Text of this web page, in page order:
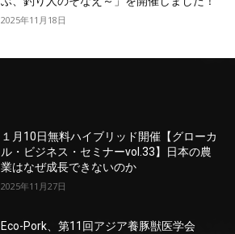
2025年11月18日
１月10日無料ハイブリッド開催【グローカ
ル・ビジネス・セミナーvol.33】日本の農
業はなぜ成長できないのか
2025年11月27日
Eco-Pork、第11回アジア養豚獣医学会